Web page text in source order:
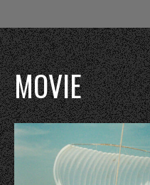
MOVIE